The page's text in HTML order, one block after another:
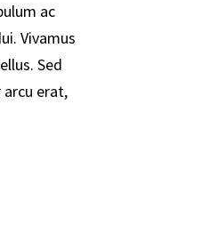
ac
Vivamus
Sed
erat,